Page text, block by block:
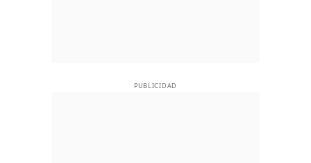
PUBLICIDAD